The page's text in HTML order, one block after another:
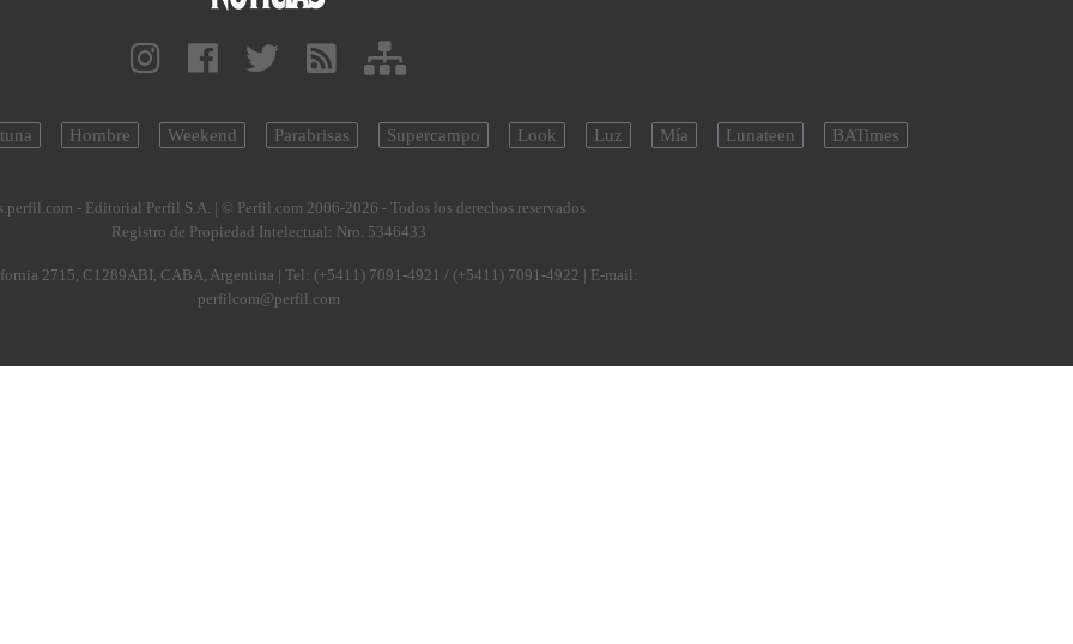
Hombre Weekend Parabrisas Supercampo Look Luz Mía Lunateen BATimes
- Editorial Perfil S.A. | © Perfil.com 2006-2026 - Todos los derechos reservados
Registro de Propiedad Intelectual: Nro. 5346433
2715, C1289ABI, CABA, Argentina | Tel: (+5411) 7091-4921 / (+5411) 7091-4922 | E-mail:
perfilcom@perfil.com